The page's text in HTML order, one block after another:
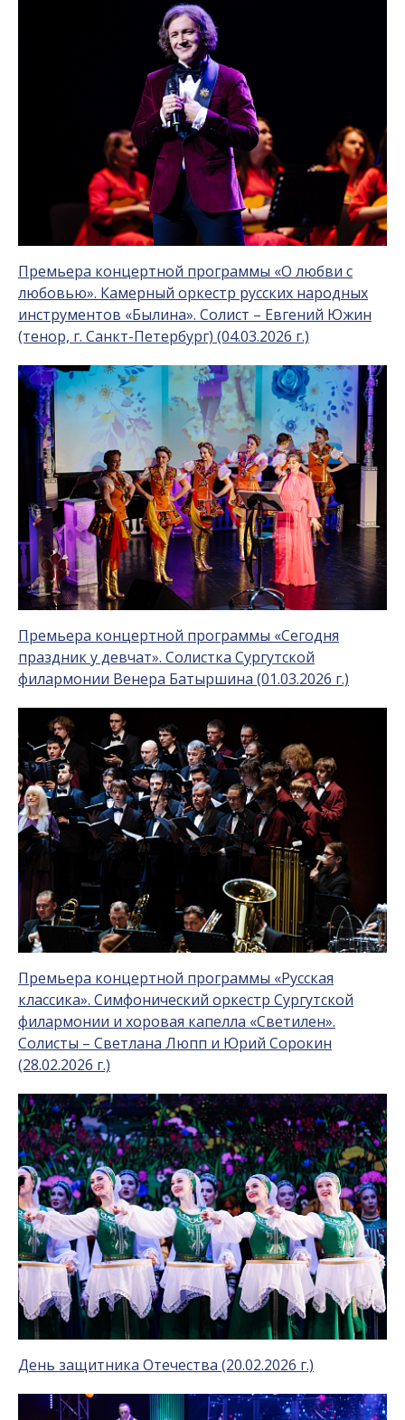
Премьера концертной программы «О любви с
любовью». Камерный оркестр русских народных
инструментов «Былина». Солист – Евгений Южин
(тенор, г. Санкт-Петербург) (04.03.2026 г.)
Премьера концертной программы «Сегодня
праздник у девчат». Солистка Сургутской
филармонии Венера Батыршина (01.03.2026 г.)
Премьера концертной программы «Русская
классика». Симфонический оркестр Сургутской
филармонии и хоровая капелла «Светилен».
Солисты – Светлана Люпп и Юрий Сорокин
(28.02.2026 г.)
День защитника Отечества (20.02.2026 г.)